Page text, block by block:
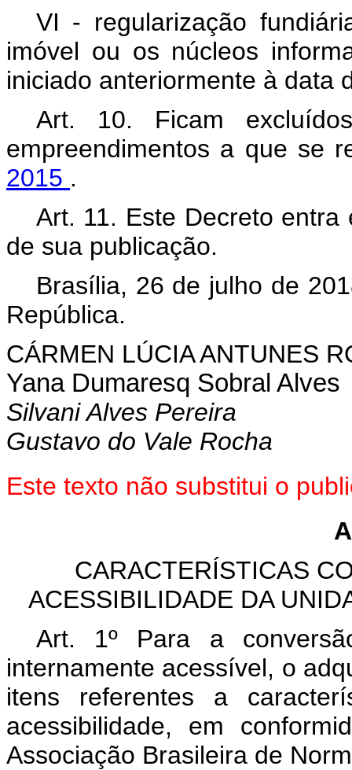
VI - regularização
imóvel ou os núcleos
iniciado anteriormente à data
Art. 10. Ficam
empreendimentos a que se
2015 .
Art. 11. Este Decreto
de sua publicação.
Brasília, 26 de julho de
República.
CÁRMEN LÚCIA ANTUNES
Yana Dumaresq Sobral Alves
Silvani Alves Pereira
Gustavo do Vale Rocha
Este texto não substitui o
CARACTERÍSTICAS
ACESSIBILIDADE DA
Art. 1º Para a
internamente acessível, o
itens referentes a
acessibilidade, em
Associação Brasileira de